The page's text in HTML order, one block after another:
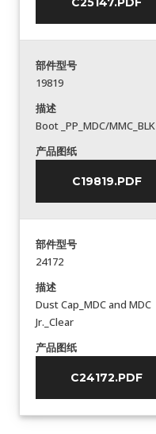
部件型号
19819
描述
Boot _PP_MDC/MMC_BLK
产品图纸
C19819.PDF
部件型号
24172
描述
Dust Cap_MDC and MDC
Jr._Clear
产品图纸
C24172.PDF